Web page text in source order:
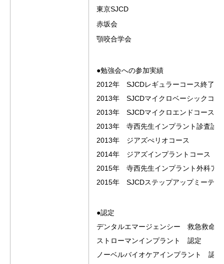
東京SJCD
赤坂会
顎咬合学会
●勉強会への参加実績
2012年 SJCDレギュラーコース終了
2013年 SJCDマイクロベーシックコー
2013年 SJCDマイクロエンドコース終
2013年 寺西先生インプラント診査診
2013年 ジアズぺリオコース
2014年 ジアズインプラントコース
2015年 寺西先生インプラント外科ア
2015年 SJCDステップアップミーティ
●認定
デンタルエマージェンシー 救急救命
ストローマンインプラント 認定
ノーベルバイオケアインプラント 認定